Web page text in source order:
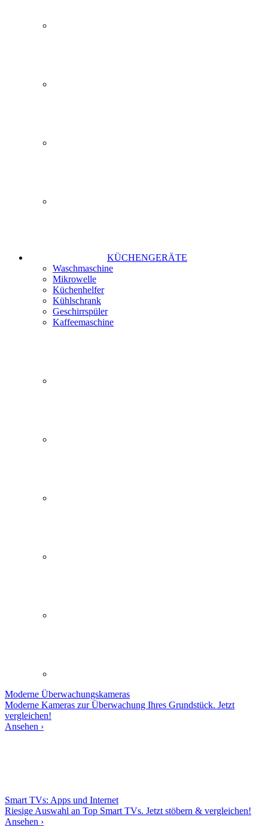
KÜCHENGERÄTE
Waschmaschine
Mikrowelle
Küchenhelfer
Kühlschrank
Geschirrspüler
Kaffeemaschine
Moderne Überwachungskameras
Moderne Kameras zur Überwachung Ihres Grundstück. Jetzt
vergleichen!
Ansehen ›
Smart TVs: Apps und Internet
Riesige Auswahl an Top Smart TVs. Jetzt stöbern & vergleichen!
Ansehen ›